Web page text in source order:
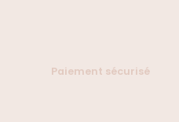
Paiement sécurisé